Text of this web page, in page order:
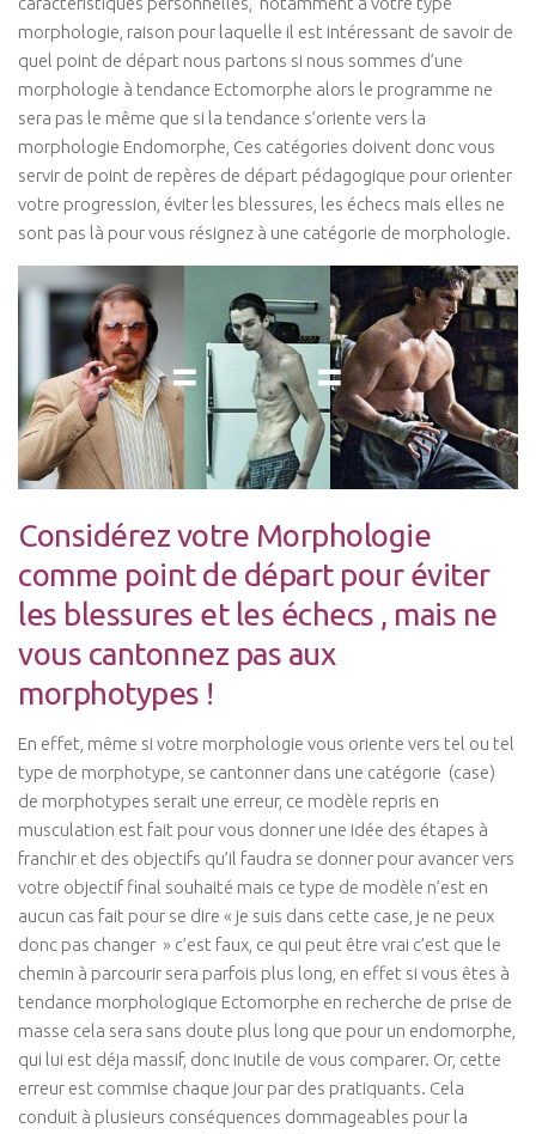
morphologie, raison pour laquelle il est intéressant de savoir de
quel point de départ nous partons si nous sommes d’une
morphologie à tendance Ectomorphe alors le programme ne
sera pas le même que si la tendance s’oriente vers la
morphologie Endomorphe, Ces catégories doivent donc vous
servir de point de repères de départ pédagogique pour orienter
votre progression, éviter les blessures, les échecs mais elles ne
sont pas là pour vous résignez à une catégorie de morphologie.
Considérez votre Morphologie
comme point de départ pour éviter
les blessures et les échecs , mais ne
vous cantonnez pas aux
morphotypes !
En effet, même si votre morphologie vous oriente vers tel ou tel
type de morphotype, se cantonner dans une catégorie (case)
de morphotypes serait une erreur, ce modèle repris en
musculation est fait pour vous donner une idée des étapes à
franchir et des objectifs qu’il faudra se donner pour avancer vers
votre objectif final souhaité mais ce type de modèle n’est en
aucun cas fait pour se dire « je suis dans cette case, je ne peux
donc pas changer » c’est faux, ce qui peut être vrai c’est que le
chemin à parcourir sera parfois plus long, en effet si vous êtes à
tendance morphologique Ectomorphe en recherche de prise de
masse cela sera sans doute plus long que pour un endomorphe,
qui lui est déja massif, donc inutile de vous comparer. Or, cette
erreur est commise chaque jour par des pratiquants. Cela
conduit à plusieurs conséquences dommageables pour la